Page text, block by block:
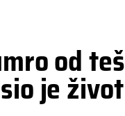
od
je